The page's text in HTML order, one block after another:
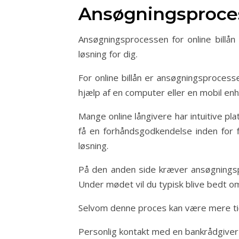
Ansøgningsprocessen for online
løsning for dig.
For online billån er
hjælp af en computer eller en mobil
Mange online långivere har intuitive
få en forhåndsgodkendelse inden
løsning.
På den anden side kræver
Under mødet vil du typisk blive bedt
Selvom denne proces kan være mere
Personlig kontakt med en